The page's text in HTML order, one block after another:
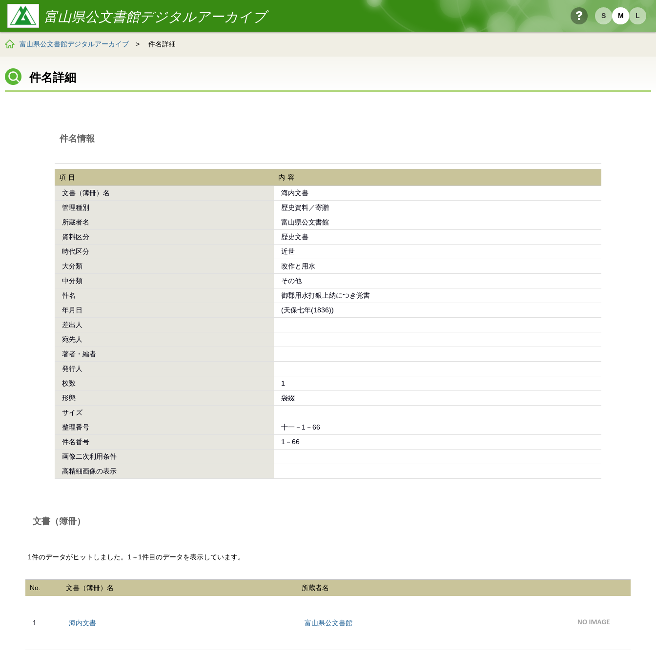
S M L
ヘルプ
富山県公文書館デジタルアーカイブ
富山県公文書館デジタルアーカイブ > 件名詳細
件名詳細
件名情報
項目
内容
文書（簿冊）名
海内文書
管理種別
歴史資料／寄贈
所蔵者名
富山県公文書館
資料区分
歴史文書
時代区分
近世
大分類
改作と用水
中分類
その他
件名
御郡用水打銀上納につき覚書
年月日
(天保七年(1836))
差出人
宛先人
著者・編者
発行人
枚数
1
形態
袋綴
サイズ
整理番号
十一－1－66
件名番号
1－66
画像二次利用条件
高精細画像の表示
文書（簿冊）
1件のデータがヒットしました。1～1件目のデータを表示しています。
No. 文書（簿冊）名 所蔵者名
1 海内文書 富山県公文書館